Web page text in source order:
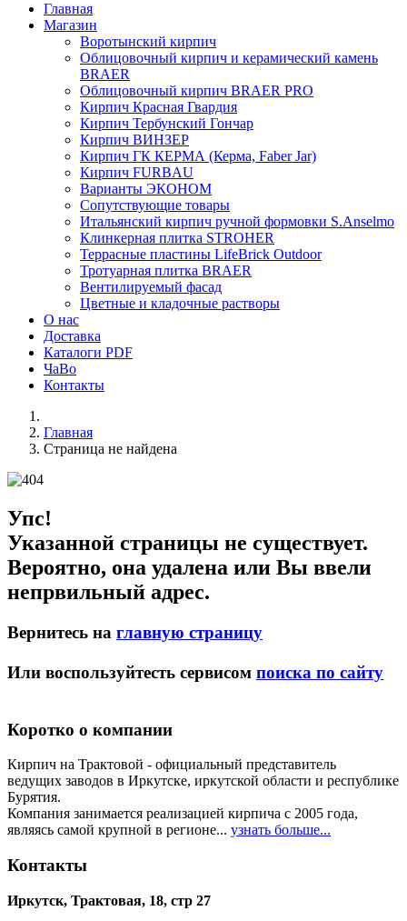
Главная
Магазин
Воротынский кирпич
Облицовочный кирпич и керамический камень
BRAER
Облицовочный кирпич BRAER PRO
Кирпич Красная Гвардия
Кирпич Тербунский Гончар
Кирпич ВИНЗЕР
Кирпич ГК КЕРМА (Керма, Faber Jar)
Кирпич FURBAU
Варианты ЭКОНОМ
Сопутствующие товары
Итальянский кирпич ручной формовки S.Anselmo
Клинкерная плитка STROHER
Террасные пластины LifeBrick Outdoor
Тротуарная плитка BRAER
Вентилируемый фасад
Цветные и кладочные растворы
О нас
Доставка
Каталоги PDF
ЧаВо
Контакты
Главная
Страница не найдена
Упс!
Указанной страницы не существует.
Вероятно, она удалена или Вы ввели
непрвильный адрес.
Вернитесь на главную страницу
Или воспользуйтесть сервисом поиска по сайту
Коротко о компании
Кирпич на Трактовой - официальный представитель
ведущих заводов в Иркутске, иркутской области и республике
Бурятия.
Компания занимается реализацией кирпича с 2005 года,
являясь самой крупной в регионе... узнать больше...
Контакты
Иркутск, Трактовая, 18, стр 27